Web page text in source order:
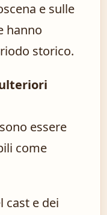
e sulle
hanno
storico.
essere
come
cast e dei